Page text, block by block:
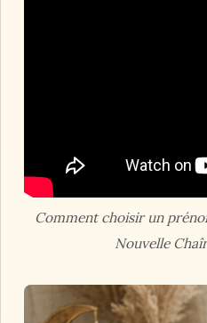
Comment choisir un
Nouvelle